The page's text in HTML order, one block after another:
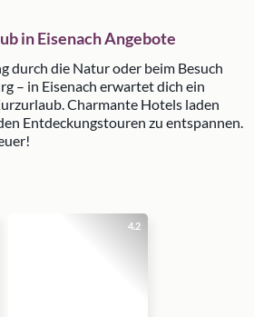
in Eisenach Angebote
durch die Natur oder beim Besuch
– in Eisenach erwartet dich ein
Charmante Hotels laden
Entdeckungstouren zu entspannen.
4.2